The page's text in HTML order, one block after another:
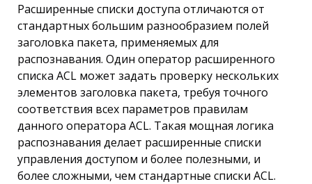
Расширенные списки доступа отличаются от
стандартных большим разнообразием полей
заголовка пакета, применяемых для
распознавания. Один оператор расширенного
списка ACL может задать проверку нескольких
элементов заголовка пакета, требуя точного
соответствия всех параметров правилам
данного оператора ACL. Такая мощная логика
распознавания делает расширенные списки
управления доступом и более полезными, и
более сложными, чем стандартные списки ACL.